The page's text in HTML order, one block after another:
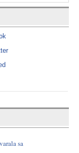
sa